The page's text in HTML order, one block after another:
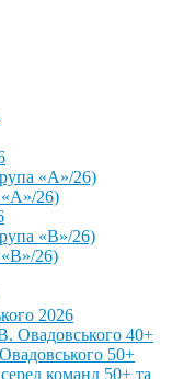
«А»/26)
26)
«В»/26)
26)
2026
Овадовського 40+
50+
команд 50+ та